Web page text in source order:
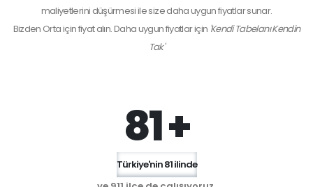
maliyetlerini düşürmesi ile size daha uygun fiyatlar sunar.
Bizden Ortaiçin fiyat alın. Daha uygun fiyatlar için 'Kendi Tabelanı Kendin
Tak'
81 +
Türkiye'nin 81 ilinde